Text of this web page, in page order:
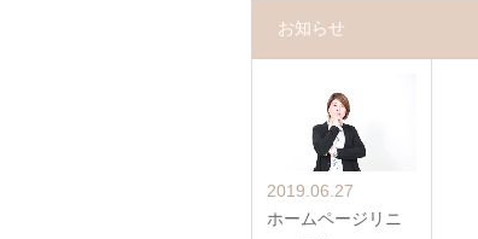
お知らせ
2019.06.27
ホームページリニ